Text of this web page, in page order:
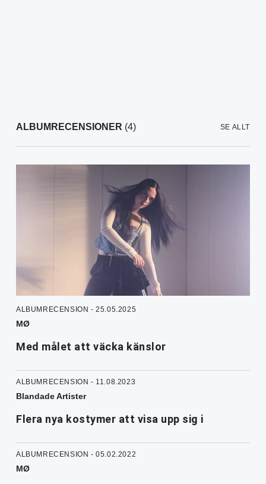
ALBUMRECENSIONER (4) SE ALLT
ALBUMRECENSION - 25.05.2025
MØ
Med målet att väcka känslor
ALBUMRECENSION - 11.08.2023
Blandade Artister
Flera nya kostymer att visa upp sig i
ALBUMRECENSION - 05.02.2022
MØ